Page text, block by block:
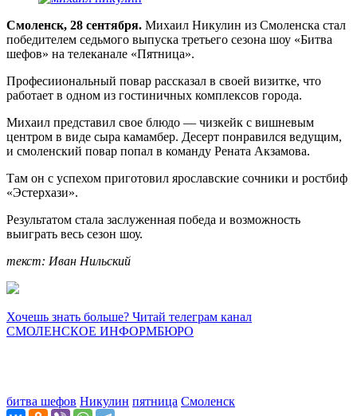
Смоленск, 28 сентября. Михаил Никулин из Смоленска стал
победителем седьмого выпуска третьего сезона шоу «Битва
шефов» на телеканале «Пятница».
Професииональный повар рассказал в своей визитке, что
работает в одном из гостиничных комплексов города.
Михаил представил свое блюдо — чизкейк с вишневым
центром в виде сыра камамбер. Десерт понравился ведущим,
и смоленский повар попал в команду Рената Акзамова.
Там он с успехом приготовил ярославские сочники и ростбиф
«Эстерхази».
Результатом стала заслуженная победа и возможность
выиграть весь сезон шоу.
текст: Иван Нильский
Хочешь знать больше? Читай телеграм канал
СМОЛЕНСКОЕ ИНФОРМБЮРО
битва шефов Никулин пятница Смоленск